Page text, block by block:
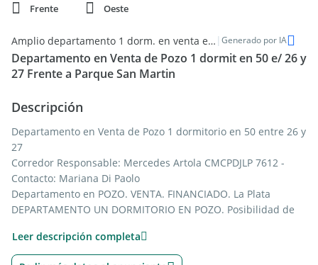
Frente
Oeste
Amplio departamento 1 dorm. en venta en La Plata, Buenos Aires | Generado por IA
Departamento en Venta de Pozo 1 dormit en 50 e/ 26 y
27 Frente a Parque San Martin
Descripción
Departamento en Venta de Pozo 1 dormitorio en 50 entre 26 y
27
Corredor Responsable: Mercedes Artola CMCPDJLP 7612 -
Contacto: Mariana Di Paolo
Departamento en POZO. VENTA. FINANCIADO. La Plata
DEPARTAMENTO UN DORMITORIO EN POZO. Posibilidad de
Calle 50 e/ 26 y 27, La Plata.
Leer descripción completa